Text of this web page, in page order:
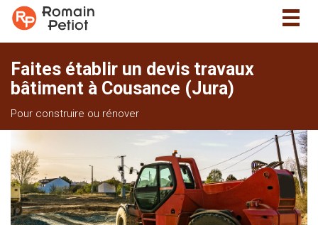
Faites établir un devis travaux
bâtiment à Cousance (Jura)
Pour construire ou rénover